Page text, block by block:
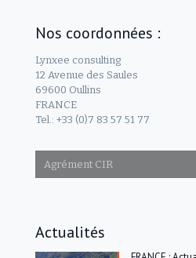
Nos coordonnées :
Lynxee consulting
12 Avenue des Saules
69600 Oullins
FRANCE
Tel.: +33 (0)7 83 57 51 77
Agrément CIR
Actualités